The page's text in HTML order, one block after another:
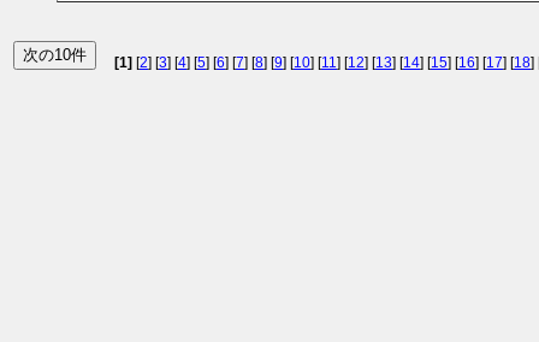
[1] [2] [3] [4] [5] [6] [7] [8] [9] [10] [11] [12] [13] [14] [15] [16] [17] [18]